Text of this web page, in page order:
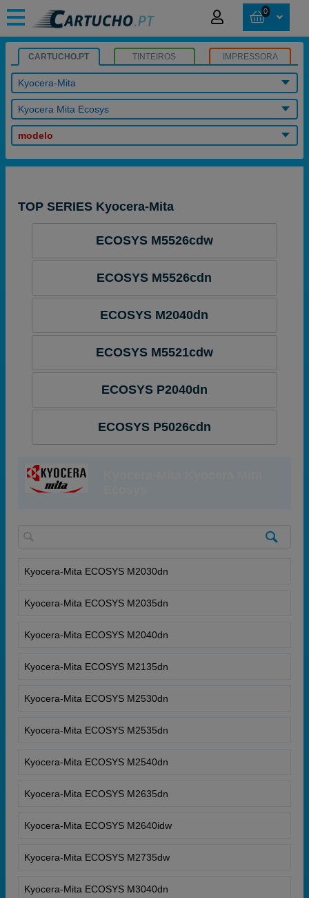
0
CARTUCHO.PT TINTEIROS IMPRESSORA
Kyocera-Mita
Kyocera Mita Ecosys
modelo
TOP SERIES Kyocera-Mita
ECOSYS M5526cdw
ECOSYS M5526cdn
ECOSYS M2040dn
ECOSYS M5521cdw
ECOSYS P2040dn
ECOSYS P5026cdn
Kyocera-Mita ECOSYS M2030dn
Kyocera-Mita ECOSYS M2035dn
Kyocera-Mita ECOSYS M2040dn
Kyocera-Mita ECOSYS M2135dn
Kyocera-Mita ECOSYS M2530dn
Kyocera-Mita ECOSYS M2535dn
Kyocera-Mita ECOSYS M2540dn
Kyocera-Mita ECOSYS M2635dn
Kyocera-Mita ECOSYS M2640idw
Kyocera-Mita ECOSYS M2735dw
Kyocera-Mita ECOSYS M3040dn